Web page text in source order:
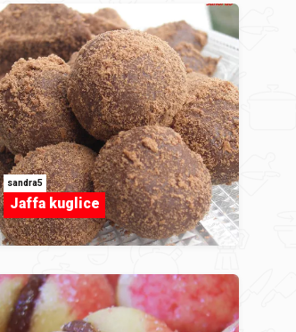
sandra5
Jaffa kuglice